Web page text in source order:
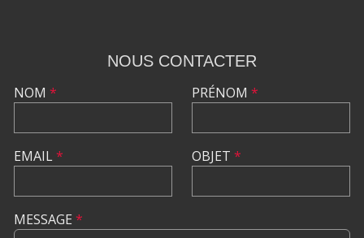
NOUS CONTACTER
NOM *
EMAIL*
PRÉNOM *
OBJET *
MESSAGE *